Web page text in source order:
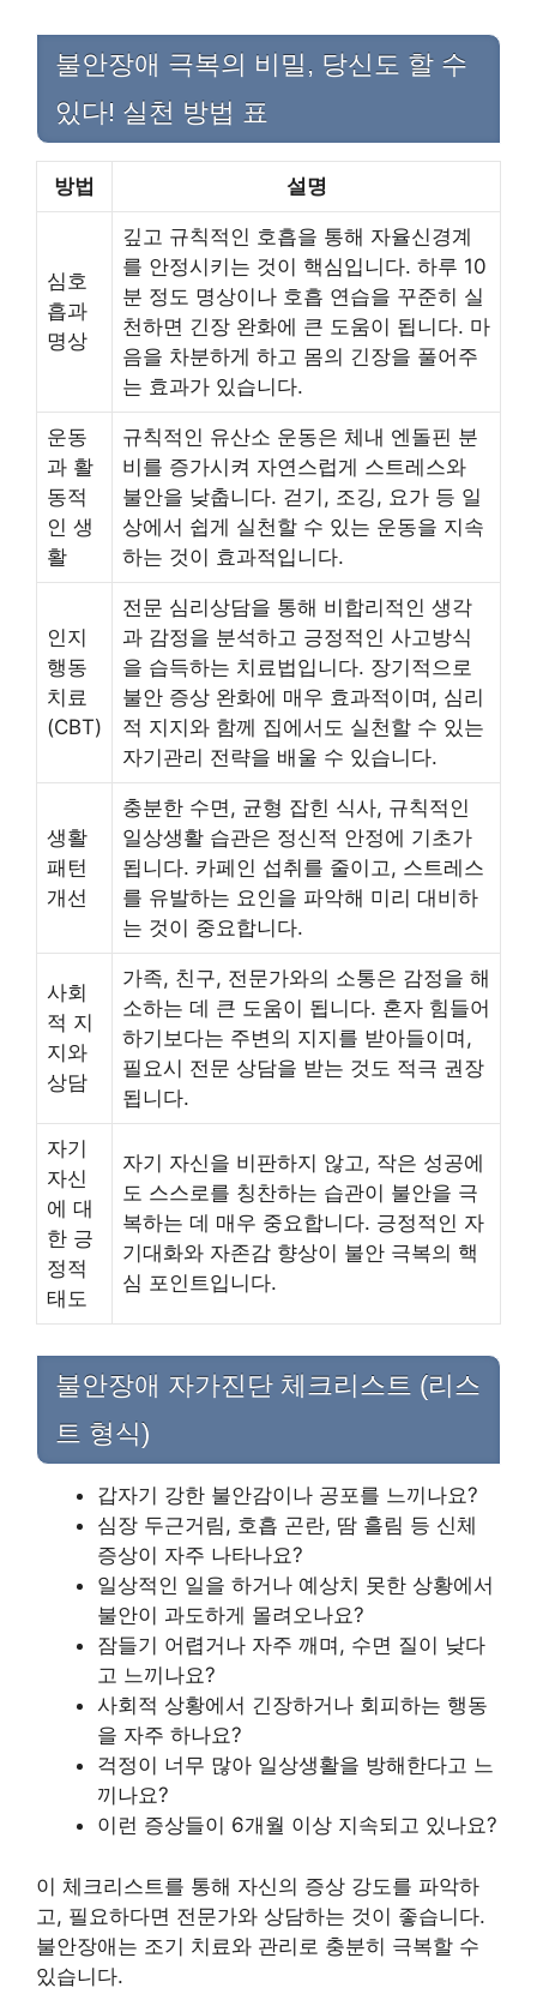
불안장애 극복의 비밀, 당신도 할 수
있다! 실천 방법 표
방법 설명
심호
흡과
명상
깊고 규칙적인 호흡을 통해 자율신경계
를 안정시키는 것이 핵심입니다. 하루 10
분 정도 명상이나 호흡 연습을 꾸준히 실
천하면 긴장 완화에 큰 도움이 됩니다. 마
음을 차분하게 하고 몸의 긴장을 풀어주
는 효과가 있습니다.
운동
과 활
동적
인 생
활
규칙적인 유산소 운동은 체내 엔돌핀 분
비를 증가시켜 자연스럽게 스트레스와
불안을 낮춥니다. 걷기, 조깅, 요가 등 일
상에서 쉽게 실천할 수 있는 운동을 지속
하는 것이 효과적입니다.
인지
행동
치료
(CBT)
전문 심리상담을 통해 비합리적인 생각
과 감정을 분석하고 긍정적인 사고방식
을 습득하는 치료법입니다. 장기적으로
불안 증상 완화에 매우 효과적이며, 심리
적 지지와 함께 집에서도 실천할 수 있는
자기관리 전략을 배울 수 있습니다.
생활
패턴
개선
충분한 수면, 균형 잡힌 식사, 규칙적인
일상생활 습관은 정신적 안정에 기초가
됩니다. 카페인 섭취를 줄이고, 스트레스
를 유발하는 요인을 파악해 미리 대비하
는 것이 중요합니다.
사회
적 지
지와
상담
가족, 친구, 전문가와의 소통은 감정을 해
소하는 데 큰 도움이 됩니다. 혼자 힘들어
하기보다는 주변의 지지를 받아들이며,
필요시 전문 상담을 받는 것도 적극 권장
됩니다.
자기
자신
에 대
한 긍
정적
태도
자기 자신을 비판하지 않고, 작은 성공에
도 스스로를 칭찬하는 습관이 불안을 극
복하는 데 매우 중요합니다. 긍정적인 자
기대화와 자존감 향상이 불안 극복의 핵
심 포인트입니다.
불안장애 자가진단 체크리스트 (리스
트 형식)
갑자기 강한 불안감이나 공포를 느끼나요?
심장 두근거림, 호흡 곤란, 땀 흘림 등 신체
증상이 자주 나타나요?
일상적인 일을 하거나 예상치 못한 상황에서
불안이 과도하게 몰려오나요?
잠들기 어렵거나 자주 깨며, 수면 질이 낮다
고 느끼나요?
사회적 상황에서 긴장하거나 회피하는 행동
을 자주 하나요?
걱정이 너무 많아 일상생활을 방해한다고 느
끼나요?
이런 증상들이 6개월 이상 지속되고 있나요?
이 체크리스트를 통해 자신의 증상 강도를 파악하
고, 필요하다면 전문가와 상담하는 것이 좋습니다.
불안장애는 조기 치료와 관리로 충분히 극복할 수
있습니다.